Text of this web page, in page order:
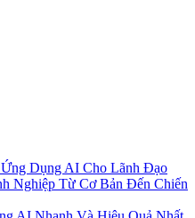
Dụng AI Cho Lãnh Đạo
Nghiệp Từ Cơ Bản Đến Chiến